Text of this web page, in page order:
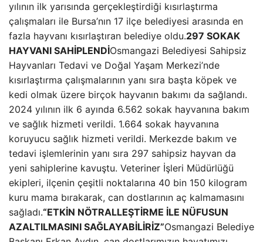
yılının ilk yarısında gerçekleştirdiği kısırlaştırma
çalışmaları ile Bursa’nın 17 ilçe belediyesi arasında en
fazla hayvanı kısırlaştıran belediye oldu.297 SOKAK
HAYVANI SAHİPLENDİOsmangazi Belediyesi Sahipsiz
Hayvanları Tedavi ve Doğal Yaşam Merkezi’nde
kısırlaştırma çalışmalarının yanı sıra başta köpek ve
kedi olmak üzere birçok hayvanın bakımı da sağlandı.
2024 yılının ilk 6 ayında 6.562 sokak hayvanına bakım
ve sağlık hizmeti verildi. 1.664 sokak hayvanına
koruyucu sağlık hizmeti verildi. Merkezde bakım ve
tedavi işlemlerinin yanı sıra 297 sahipsiz hayvan da
yeni sahiplerine kavuştu. Veteriner İşleri Müdürlüğü
ekipleri, ilçenin çeşitli noktalarına 40 bin 150 kilogram
kuru mama bırakarak, can dostlarının aç kalmamasını
sağladı.“ETKİN NÖTRALLEŞTİRME İLE NÜFUSUN
AZALTILMASINI SAĞLAYABİLİRİZ”Osmangazi Belediye